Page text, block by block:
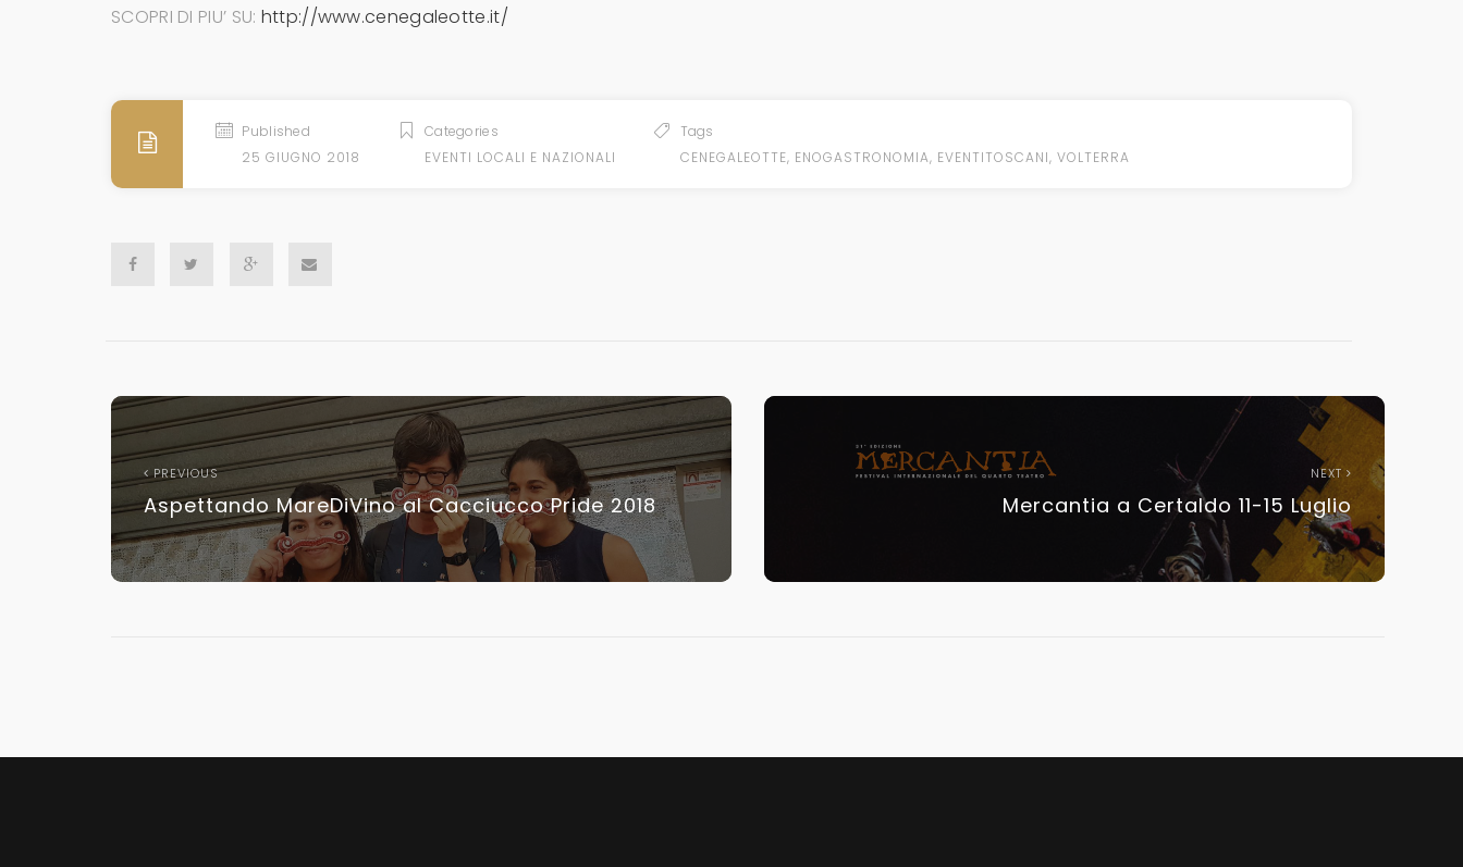
SCOPRI DI PIU’ SU: http://www.cenegaleotte.it/
Published
25 GIUGNO 2018
Categories
EVENTI LOCALI E NAZIONALI
Tags
CENEGALEOTTE, ENOGASTRONOMIA, EVENTITOSCANI, VOLTERRA
PREVIOUS
Aspettando MareDiVino al Cacciucco Pride 2018
NEXT
Mercantia a Certaldo 11-15 Luglio